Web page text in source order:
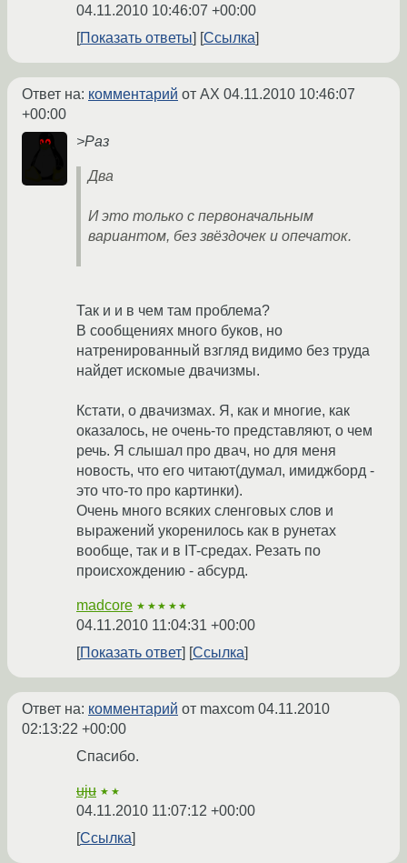
04.11.2010 10:46:07 +00:00
Показать ответы
Ссылка
Ответ на: комментарий от AX 04.11.2010 10:46:07
+00:00
>Раз
Два
И это только с первоначальным
вариантом, без звёздочек и опечаток.
Так и и в чем там проблема?
В сообщениях много буков, но
натренированный взгляд видимо без труда
найдет искомые двачизмы.
Кстати, о двачизмах. Я, как и многие, как
оказалось, не очень-то представляют, о чем
речь. Я слышал про двач, но для меня
новость, что его читают(думал, имиджборд -
это что-то про картинки).
Очень много всяких сленговых слов и
выражений укоренилось как в рунетах
вообще, так и в IT-средах. Резать по
происхождению - абсурд.
madcore ★★★★★
04.11.2010 11:04:31 +00:00
Показать ответ
Ссылка
Ответ на: комментарий от maxcom 04.11.2010
02:13:22 +00:00
Спасибо.
uju ★★
04.11.2010 11:07:12 +00:00
Ссылка